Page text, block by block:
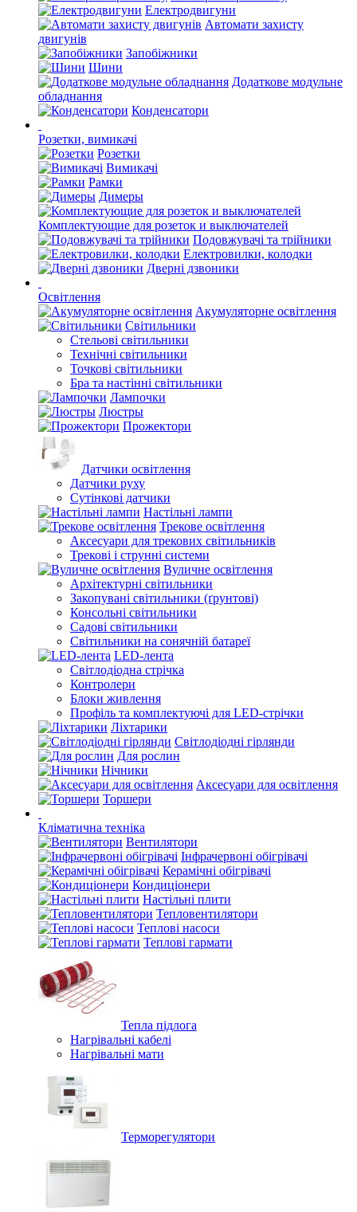
Електродвигуни
Автомати захисту
двигунів
Запобіжники
Шини
Додаткове модульне
обладнання
Конденсатори
Розетки, вимикачі
Розетки
Вимикачі
Рамки
Димеры
Комплектующие для розеток и выключателей
Подовжувачі та трійники
Електровилки, колодки
Дверні дзвоники
Освітлення
Акумуляторне освітлення
Світильники
Стельові світильники
Технічні світильники
Точкові світильники
Бра та настінні світильники
Лампочки
Люстры
Прожектори
Датчики освітлення
Датчики руху
Сутінкові датчики
Настільні лампи
Трекове освітлення
Аксесуари для трекових світильників
Трекові і струнні системи
Вуличне освітлення
Архітектурні світильники
Закопувані світильники (ґрунтові)
Консольні світильники
Садові світильники
Світильники на сонячній батареї
LED-лента
Світлодіодна стрічка
Контролери
Блоки живлення
Профіль та комплектуючі для LED-стрічки
Ліхтарики
Світлодіодні гірлянди
Для рослин
Нічники
Аксесуари для освітлення
Торшери
Кліматична техніка
Вентилятори
Інфрачервоні обігрівачі
Керамічні обігрівачі
Кондиціонери
Настільні плити
Тепловентилятори
Теплові насоси
Теплові гармати
Тепла підлога
Нагрівальні кабелі
Нагрівальні мати
Терморегулятори